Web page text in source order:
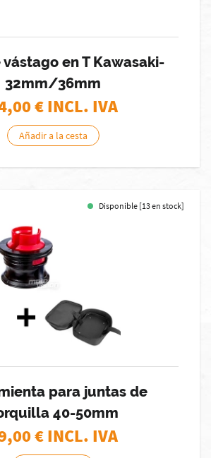
en T Kawasaki-
32mm/36mm
€ INCL. IVA
Añadir a la cesta
Disponible [13 en stock]
para juntas de
40-50mm
€ INCL. IVA